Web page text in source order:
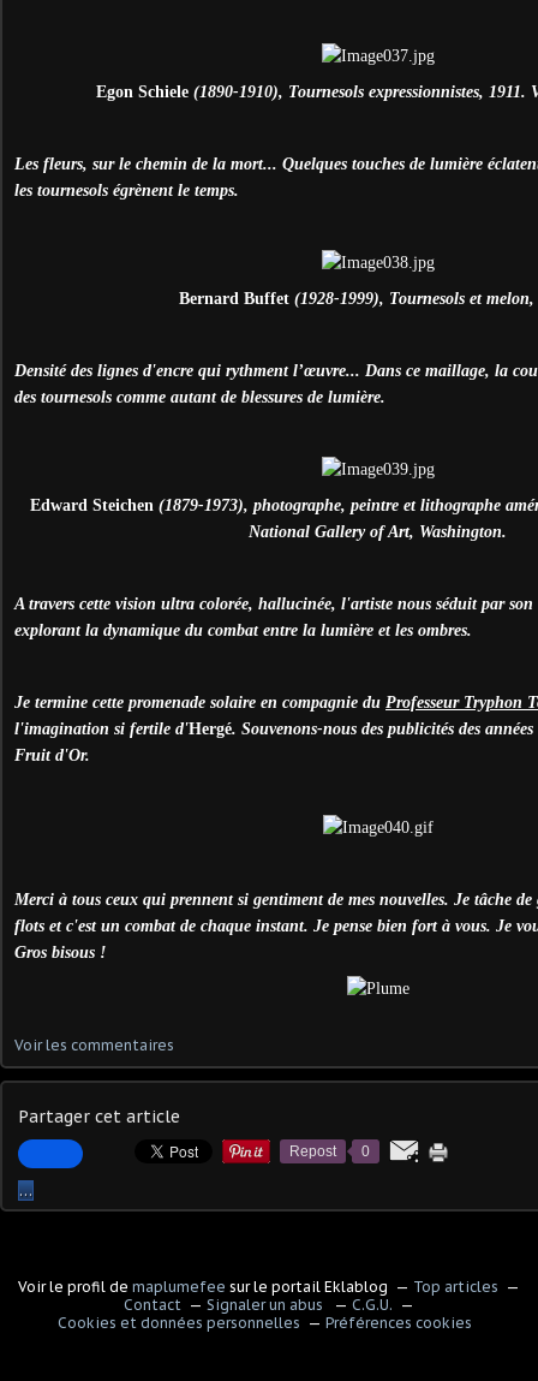
Egon Schiele (1890-1910), Tournesols expressionnistes, 1911.
Les fleurs, sur le chemin de la mort... Quelques touches de lumière
les tournesols égrènent le temps.
Bernard Buffet (1928-1999), Tournesols et melon,
Densité des lignes d'encre qui rythment l’œuvre... Dans ce maillage, la
des tournesols comme autant de blessures de lumière.
Edward Steichen (1879-1973), photographe, peintre et lithographe
National Gallery of Art, Washington.
A travers cette vision ultra colorée, hallucinée, l'artiste nous séduit par
explorant la dynamique du combat entre la lumière et les ombres.
Je termine cette promenade solaire en compagnie du Professeur Tryphon
l'imagination si fertile d'Hergé. Souvenons-nous des publicités des
Fruit d'Or.
Merci à tous ceux qui prennent si gentiment de mes nouvelles. Je tâche de
flots et c'est un combat de chaque instant. Je pense bien fort à vous. Je
Gros bisous !
Voir les commentaires
Partager cet article
Repost 0
…
Voir le profil de maplumefee sur le portail Eklablog
Top articles
Contact
Signaler un abus
C.G.U.
Cookies et données personnelles
Préférences cookies